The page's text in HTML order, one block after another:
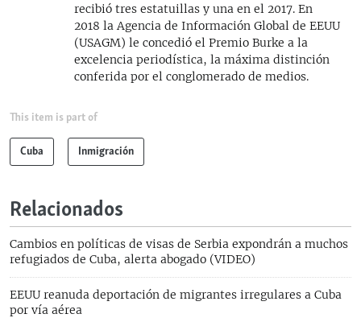
recibió tres estatuillas y una en el 2017. En
2018 la Agencia de Información Global de EEUU
(USAGM) le concedió el Premio Burke a la
excelencia periodística, la máxima distinción
conferida por el conglomerado de medios.
This item is part of
Cuba Inmigración
Relacionados
Cambios en políticas de visas de Serbia expondrán a muchos
refugiados de Cuba, alerta abogado (VIDEO)
EEUU reanuda deportación de migrantes irregulares a Cuba
por vía aérea